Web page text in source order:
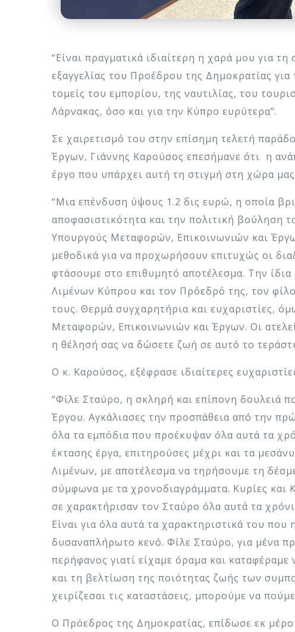
“Είναι πραγματικά ιδιαίτερη η χαρά μου για
εξαγγελίας του Προέδρου της Δημοκρατίας
τομείς του εμπορίου, της ναυτιλίας, του
Λάρνακας, όσο και για την Κύπρο ευρύτερα”.
Σε χαιρετισμό του στην επίσημη τελετή
Έργων, Γιάννης Καρούσος επεσήμανε ότι η
έργο που υπάρχει αυτή τη στιγμή στη χώρα
“Μια επένδυση ύψους 1.2 δις ευρώ, η οποία
αποφασιστικότητα και την πολιτική
Υπουργούς Μεταφορών, Επικοινωνιών και
μεθοδικά για να προχωρήσουν επιτυχώς οι
φτάσουμε στο επιθυμητό αποτέλεσμα. Την
Λιμένων Κύπρου και τον Πρόεδρό της, τον
τους. Θερμά συγχαρητήρια και ευχαριστίες,
Μεταφορών, Επικοινωνιών και Έργων. Οι
η θέλησή σας να δώσετε ζωή σε αυτό το
Ο κ. Καρούσος, εξέφρασε ιδιαίτερες
“Φίλε Σταύρο, η σκληρή και επίπονη δουλειά
Έργου. Αγκάλιασες την προσπάθεια από την
όλα τα εμπόδια που προέκυψαν όλα αυτά τα
έκτασης έργα, επιτηρούσες μέχρι και τα
Λιμένων, με αποτέλεσμα να τηρήσουμε τη
σύμφωνα με τα χρονοδιαγράμματα. Κυρίες και
σε χαρακτήρισαν τον Σταύρο όλα αυτά τα
Είναι για όλα αυτά τα χαρακτηριστικά του
δυσαναπλήρωτο κενό. Φίλε Σταύρο, για μένα
περήφανος γιατί είχαμε όραμα και
και τη βελτίωση της ποιότητας ζωής των
χειρίζεσαι τις καταστάσεις, μπορούμε να
Ο Πρόεδρος της Δημοκρατίας, επίδωσε εκ